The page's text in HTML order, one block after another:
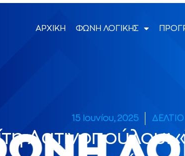
ΑΡΧΙΚΗ ΦΩΝΗ ΛΟΓΙΚΗΣ
15 Ιουνίου, 2025
Λατινοπούλου: